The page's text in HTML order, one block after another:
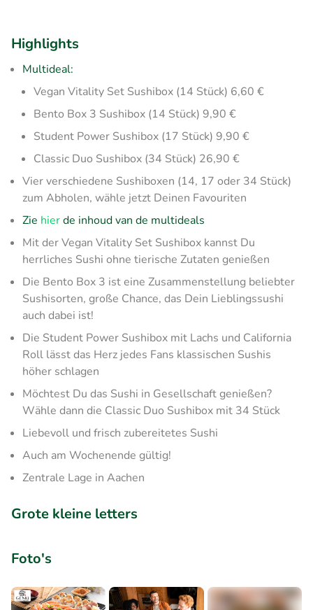
Highlights
Multideal:
Vegan Vitality Set Sushibox (14 Stück) 6,60 €
Bento Box 3 Sushibox (14 Stück) 9,90 €
Student Power Sushibox (17 Stück) 9,90 €
Classic Duo Sushibox (34 Stück) 26,90 €
Vier verschiedene Sushiboxen (14, 17 oder 34 Stück)
zum Abholen, wähle jetzt Deinen Favouriten
Zie hierde inhoud van de multideals
Mit der Vegan Vitality Set Sushibox kannst Du
herrliches Sushi ohne tierische Zutaten genießen
Die Bento Box 3 ist eine Zusammenstellung beliebter
Sushisorten, große Chance, das Dein Lieblingssushi
auch dabei ist!
Die Student Power Sushibox mit Lachs und California
Roll lässt das Herz jedes Fans klassischen Sushis
höher schlagen
Möchtest Du das Sushi in Gesellschaft genießen?
Wähle dann die Classic Duo Sushibox mit 34 Stück
Liebevoll und frisch zubereitetes Sushi
Auch am Wochenende gültig!
Zentrale Lage in Aachen
Grote kleine letters
Foto's